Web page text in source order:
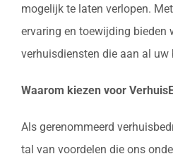
mogelijk te laten verlopen.
ervaring en toewijding bieden
verhuisdiensten die aan al uw
Waarom kiezen voor
Als gerenommeerd
tal van voordelen die ons